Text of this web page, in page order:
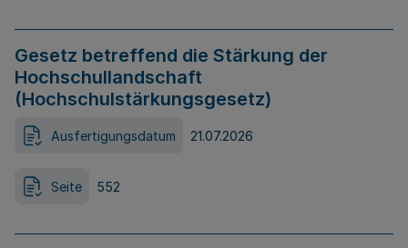
Gesetz betreffend die Stärkung der
Hochschullandschaft
(Hochschulstärkungsgesetz)
Ausfertigungsdatum 21.07.2026
Seite 552